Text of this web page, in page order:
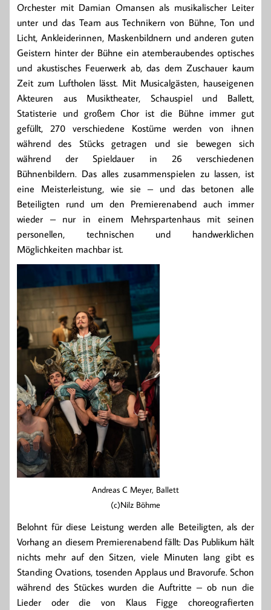
Orchester mit Damian Omansen als musikalischer Leiter
unter und das Team aus Technikern von Bühne, Ton und
Licht, Ankleiderinnen, Maskenbildnern und anderen guten
Geistern hinter der Bühne ein atemberaubendes optisches
und akustisches Feuerwerk ab, das dem Zuschauer kaum
Zeit zum Luftholen lässt. Mit Musicalgästen, hauseigenen
Akteuren aus Musiktheater, Schauspiel und Ballett,
Statisterie und großem Chor ist die Bühne immer gut
gefüllt, 270 verschiedene Kostüme werden von ihnen
während des Stücks getragen und sie bewegen sich
während der Spieldauer in 26 verschiedenen
Bühnenbildern. Das alles zusammenspielen zu lassen, ist
eine Meisterleistung, wie sie – und das betonen alle
Beteiligten rund um den Premierenabend auch immer
wieder – nur in einem Mehrspartenhaus mit seinen
personellen, technischen und handwerklichen
Möglichkeiten machbar ist.
Andreas C Meyer, Ballett
(c)Nilz Böhme
Belohnt für diese Leistung werden alle Beteiligten, als der
Vorhang an diesem Premierenabend fällt: Das Publikum hält
nichts mehr auf den Sitzen, viele Minuten lang gibt es
Standing Ovations, tosenden Applaus und Bravorufe. Schon
während des Stückes wurden die Auftritte – ob nun die
Lieder oder die von Klaus Figge choreografierten